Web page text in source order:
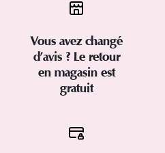
Vous avez changé
d’avis ? Le retour
en magasin est
gratuit